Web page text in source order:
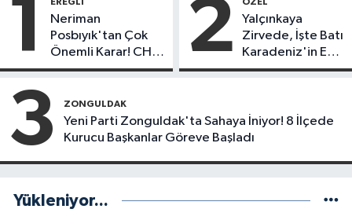
1 EREĞLI
Neriman
Posbıyık'tan Çok
Önemli Karar! CHP
mi Yeni Parti mi?
2 ÖZEL
Yalçınkaya
Zirvede, İşte Batı
Karadeniz'in En
Başarılı Belediye
3 ZONGULDAK
Yeni Parti Zonguldak'ta Sahaya İniyor! 8 İlçede
Kurucu Başkanlar Göreve Başladı
Yükleniyor...